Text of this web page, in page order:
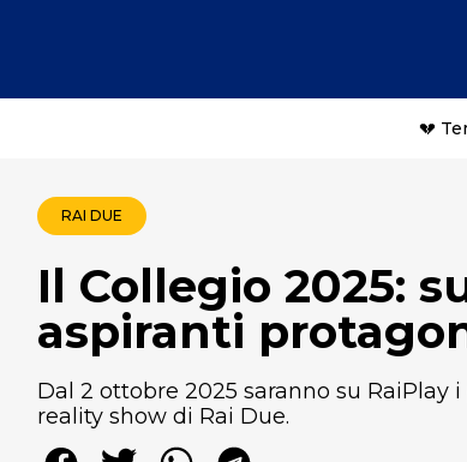
💔
RAI DUE
Il Collegio 2025:
aspiranti
Dal 2 ottobre 2025 saranno su
reality show di Rai Due.